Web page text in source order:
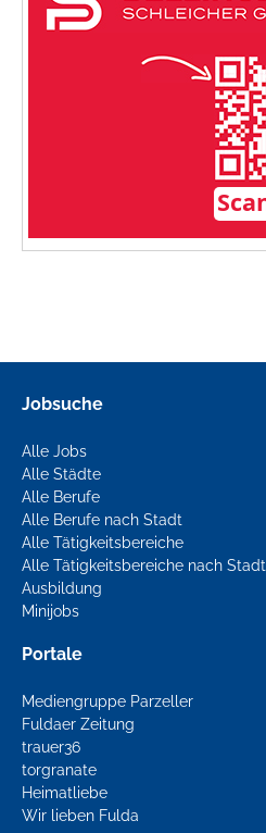
Jobsuche
Alle Jobs
Alle Städte
Alle Berufe
Alle Berufe nach Stadt
Alle Tätigkeitsbereiche
Alle Tätigkeitsbereiche nach Stadt
Ausbildung
Minijobs
Portale
Mediengruppe Parzeller
Fuldaer Zeitung
trauer36
torgranate
Heimatliebe
Wir lieben Fulda